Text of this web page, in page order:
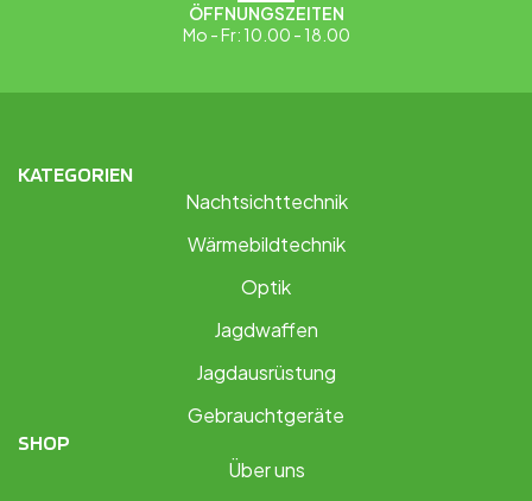
ÖFFNUNGSZEITEN
Mo - Fr: 10.00 - 18.00
KATEGORIEN
Nachtsichttechnik
Wärmebildtechnik
Optik
Jagdwaffen
Jagdausrüstung
Gebrauchtgeräte
SHOP
Über uns